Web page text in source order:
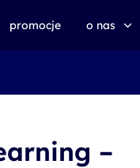
promocje o nas
–